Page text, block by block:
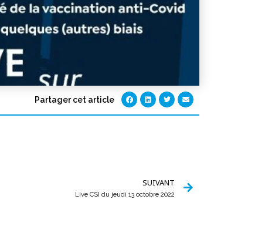
Partager cet article
SUIVANT
Live CSI du jeudi 13 octobre 2022